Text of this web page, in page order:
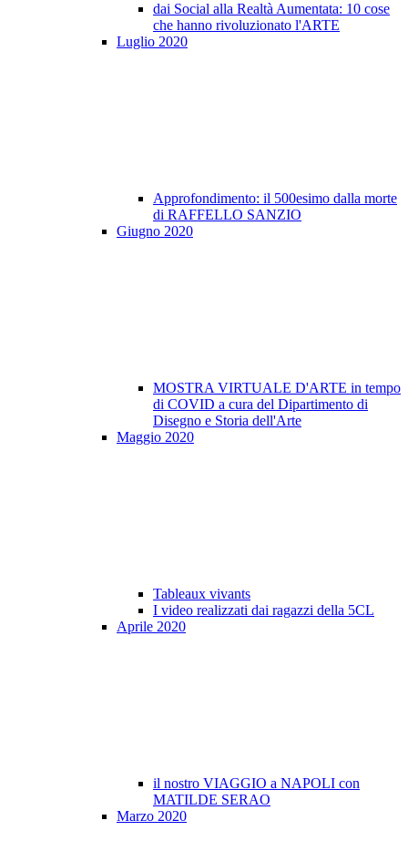
dai Social alla Realtà Aumentata: 10 cose
che hanno rivoluzionato l'ARTE
Luglio 2020
Approfondimento: il 500esimo dalla morte
di RAFFELLO SANZIO
Giugno 2020
MOSTRA VIRTUALE D'ARTE in tempo
di COVID a cura del Dipartimento di
Disegno e Storia dell'Arte
Maggio 2020
Tableaux vivants
I video realizzati dai ragazzi della 5CL
Aprile 2020
il nostro VIAGGIO a NAPOLI con
MATILDE SERAO
Marzo 2020